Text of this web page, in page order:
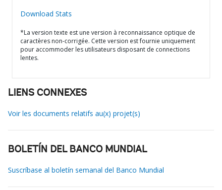
Download Stats
*La version texte est une version à reconnaissance optique de
caractères non-corrigée. Cette version est fournie uniquement
pour accommoder les utilisateurs disposant de connections
lentes.
LIENS CONNEXES
Voir les documents relatifs au(x) projet(s)
BOLETÍN DEL BANCO MUNDIAL
Suscríbase al boletín semanal del Banco Mundial